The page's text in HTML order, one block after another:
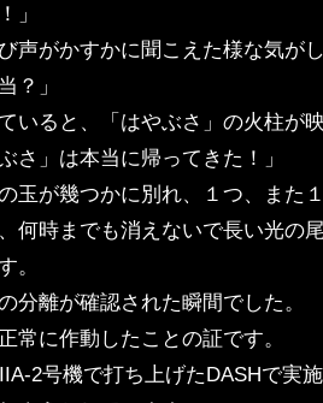
」
声がかすかに聞こえた様な気が
？」
いると、「はやぶさ」の火柱が
さ」は本当に帰ってきた！」
玉が幾つかに別れ、１つ、また
何時までも消えないで長い光の
。
分離が確認された瞬間でした。
常に作動したことの証です。
2号機で打ち上げたDASHで実